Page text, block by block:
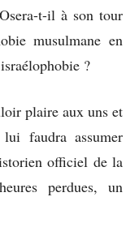
t-il à son tour
musulmane en
?
plaire aux uns et
faudra assumer
officiel de la
perdues, un